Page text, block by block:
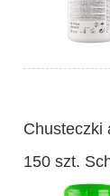
Chusteczki
150 szt.